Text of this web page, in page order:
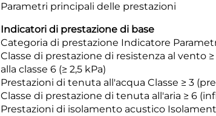
Parametri principali delle prestazioni
Indicatori di prestazione di base
Categoria di prestazione Indicatore
Classe di prestazione di resistenza al vento
alla classe 6 (≥ 2,5 kPa)
Prestazioni di tenuta all'acqua Classe ≥ 3
Classe di prestazione di tenuta all'aria ≥ 6
Prestazioni di isolamento acustico